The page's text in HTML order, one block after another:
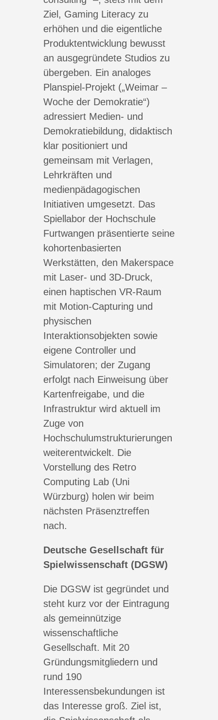
Ziel, Gaming Literacy zu
erhöhen und die eigentliche
Produktentwicklung bewusst
an ausgegründete Studios zu
übergeben. Ein analoges
Planspiel-Projekt („Weimar –
Woche der Demokratie“)
adressiert Medien- und
Demokratiebildung, didaktisch
klar positioniert und
gemeinsam mit Verlagen,
Lehrkräften und
medienpädagogischen
Initiativen umgesetzt. Das
Spiellabor der Hochschule
Furtwangen präsentierte seine
kohortenbasierten
Werkstätten, den Makerspace
mit Laser- und 3D-Druck,
einen haptischen VR-Raum
mit Motion-Capturing und
physischen
Interaktionsobjekten sowie
eigene Controller und
Simulatoren; der Zugang
erfolgt nach Einweisung über
Kartenfreigabe, und die
Infrastruktur wird aktuell im
Zuge von
Hochschulumstrukturierungen
weiterentwickelt. Die
Vorstellung des Retro
Computing Lab (Uni
Würzburg) holen wir beim
nächsten Präsenztreffen
nach.
Deutsche Gesellschaft für
Spielwissenschaft (DGSW)
Die DGSW ist gegründet und
steht kurz vor der Eintragung
als gemeinnützige
wissenschaftliche
Gesellschaft. Mit 20
Gründungsmitgliedern und
rund 190
Interessensbekundungen ist
das Interesse groß. Ziel ist,